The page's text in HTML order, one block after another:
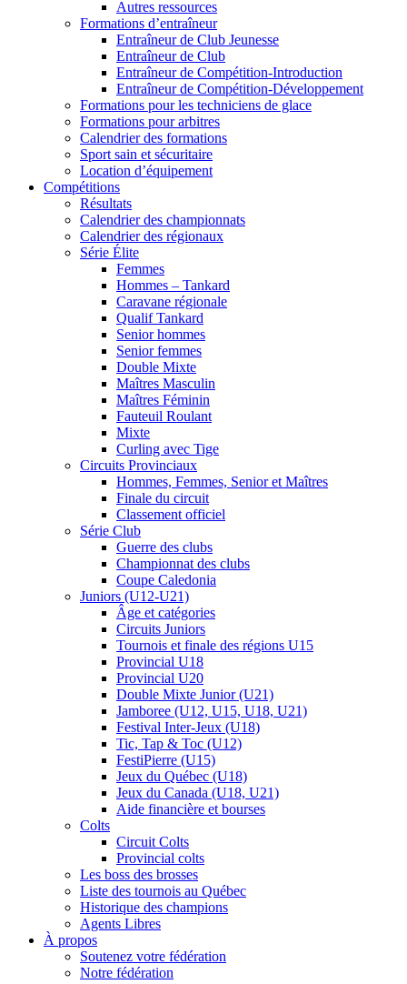
Autres ressources
Formations d’entraîneur
Entraîneur de Club Jeunesse
Entraîneur de Club
Entraîneur de Compétition-Introduction
Entraîneur de Compétition-Développement
Formations pour les techniciens de glace
Formations pour arbitres
Calendrier des formations
Sport sain et sécuritaire
Location d’équipement
Compétitions
Résultats
Calendrier des championnats
Calendrier des régionaux
Série Élite
Femmes
Hommes – Tankard
Caravane régionale
Qualif Tankard
Senior hommes
Senior femmes
Double Mixte
Maîtres Masculin
Maîtres Féminin
Fauteuil Roulant
Mixte
Curling avec Tige
Circuits Provinciaux
Hommes, Femmes, Senior et Maîtres
Finale du circuit
Classement officiel
Série Club
Guerre des clubs
Championnat des clubs
Coupe Caledonia
Juniors (U12-U21)
Âge et catégories
Circuits Juniors
Tournois et finale des régions U15
Provincial U18
Provincial U20
Double Mixte Junior (U21)
Jamboree (U12, U15, U18, U21)
Festival Inter-Jeux (U18)
Tic, Tap & Toc (U12)
FestiPierre (U15)
Jeux du Québec (U18)
Jeux du Canada (U18, U21)
Aide financière et bourses
Colts
Circuit Colts
Provincial colts
Les boss des brosses
Liste des tournois au Québec
Historique des champions
Agents Libres
À propos
Soutenez votre fédération
Notre fédération